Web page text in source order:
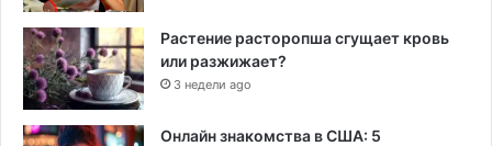
Растение расторопша сгущает кровь
или разжижает?
3 недели ago
Онлайн знакомства в США: 5